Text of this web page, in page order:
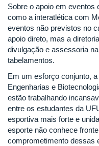
Sobre o apoio em eventos
como a interatlética com
eventos não previstos no
apoio direto, mas a
divulgação e assessoria
tabelamentos.
Em um esforço conjunto,
Engenharias e
estão trabalhando
entre os estudantes da
esportiva mais forte e
esporte não conhece
comprometimento dessas